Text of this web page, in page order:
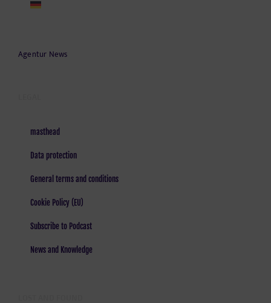
Agentur News
masthead
Data protection
General terms and conditions
Cookie Policy (EU)
Subscribe to Podcast
News and Knowledge